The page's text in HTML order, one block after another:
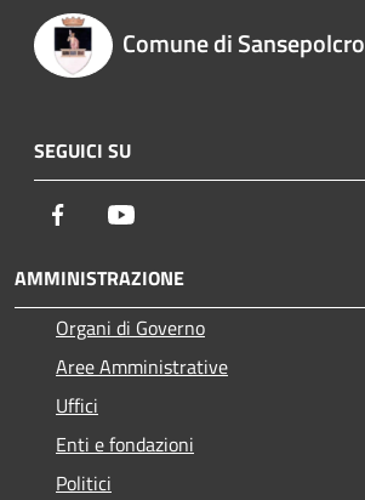
Comune di Sansepolcro
SEGUICI SU
Facebook
AMMINISTRAZIONE
Organi di Governo
Aree Amministrative
Uffici
Enti e fondazioni
Politici